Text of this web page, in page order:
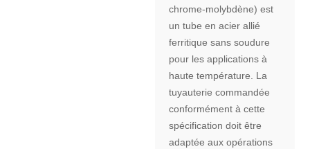
chrome-molybdène) est
un tube en acier allié
ferritique sans soudure
pour les applications à
haute température. La
tuyauterie commandée
conformément à cette
spécification doit être
adaptée aux opérations